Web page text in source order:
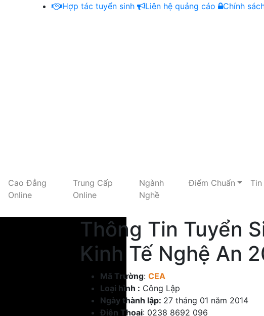
Hợp tác tuyển sinh Liên hệ quảng cáo Chính
Cao Đẳng
Online
Trung Cấp
Online
Ngành
Nghề
Điểm Chuẩn
Thông Tin Tuyển
Kinh Tế Nghệ An
Mã Trường:CEA
Loại hình : Công Lập
Ngày thành lập: 27 tháng 01 năm 2014
Điện Thoại: 0238 8692 096